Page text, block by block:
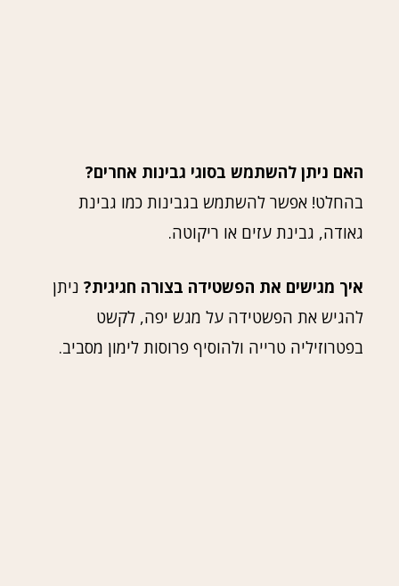
האם ניתן להשתמש בסוגי גבינות אחרים?
בהחלט! אפשר להשתמש בגבינות כמו גבינת
גאודה, גבינת עזים או ריקוטה.
איך מגישים את הפשטידה בצורה חגיגית? ניתן
להגיש את הפשטידה על מגש יפה, לקשט
בפטרוזיליה טרייה ולהוסיף פרוסות לימון מסביב.